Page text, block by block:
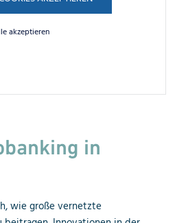
akzeptieren
in
wie große vernetzte